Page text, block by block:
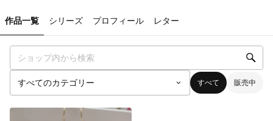
作品一覧 シリーズ プロフィール レター
すべて 販売中